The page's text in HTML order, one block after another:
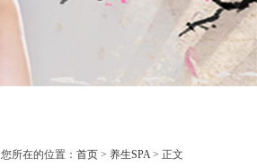
您所在的位置： 首页 > 养生SPA> 正文